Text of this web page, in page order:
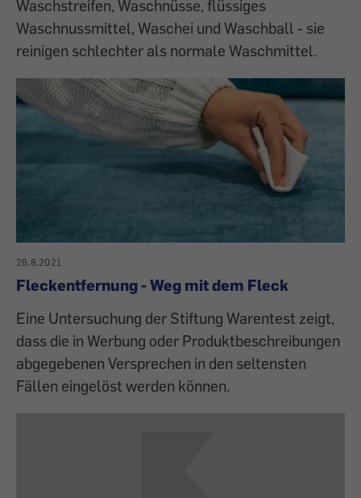
Waschstreifen, Waschnüsse, flüssiges
Waschnussmittel, Waschei und Waschball - sie
reinigen schlechter als normale Waschmittel.
26.8.2021
Fleckentfernung - Weg mit dem Fleck
Eine Untersuchung der Stiftung Warentest zeigt,
dass die in Werbung oder Produktbeschreibungen
abgegebenen Versprechen in den seltensten
Fällen eingelöst werden können.